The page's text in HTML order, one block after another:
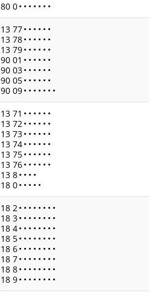
80 0• • • • • • •
13 77• • • • • •
13 78• • • • • •
13 79• • • • • •
90 01 • • • • • •
90 03• • • • • •
90 05• • • • • •
90 09• • • • • • •
13 71 • • • • • •
13 72• • • • • •
13 73• • • • • •
13 74• • • • • •
13 75• • • • • •
13 76• • • • • •
13 8• • • •
18 0• • • • •
18 2• • • • • • • •
18 3• • • • • • • •
18 4• • • • • • • •
18 5• • • • • • • •
18 6• • • • • • • •
18 7• • • • • • • •
18 8• • • • • • • •
18 9• • • • • • • •